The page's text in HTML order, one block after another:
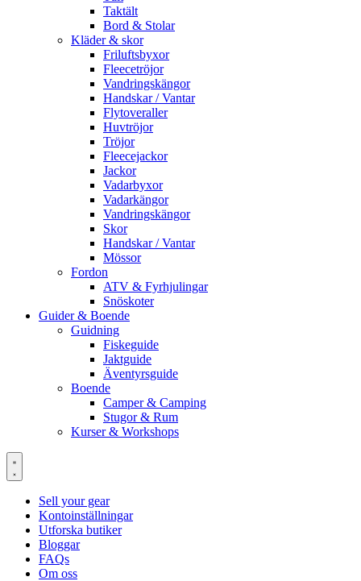
Taktält
Bord & Stolar
Kläder & skor
Friluftsbyxor
Fleecetröjor
Vandringskängor
Handskar / Vantar
Flytoveraller
Huvtröjor
Tröjor
Fleecejackor
Jackor
Vadarbyxor
Vadarkängor
Vandringskängor
Skor
Handskar / Vantar
Mössor
Fordon
ATV & Fyrhjulingar
Snöskoter
Guider & Boende
Guidning
Fiskeguide
Jaktguide
Äventyrsguide
Boende
Camper & Camping
Stugor & Rum
Kurser & Workshops
Sell your gear
Kontoinställningar
Utforska butiker
Bloggar
FAQs
Om oss